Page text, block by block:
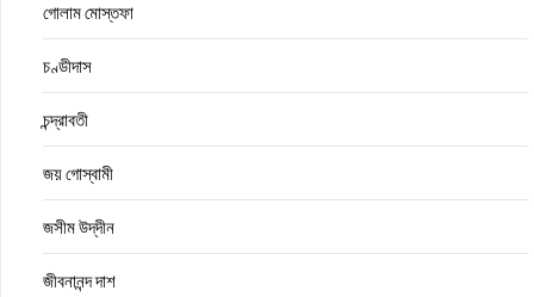
গোলাম মোস্তফা
চণ্ডীদাস
চন্দ্রাবতী
জয় গোস্বামী
জসীম উদ্‌দীন
জীবনানন্দ দাশ